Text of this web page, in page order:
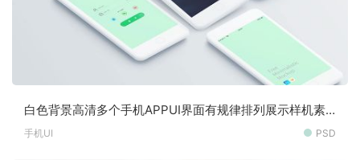
白色背景高清多个手机APPUI界面有规律排列展示样机素
材
手机UI PSD